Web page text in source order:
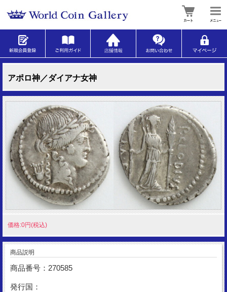
アポロ神／ダイアナ女神
価格:0円(税込)
商品説明
商品番号：270585
発行国：